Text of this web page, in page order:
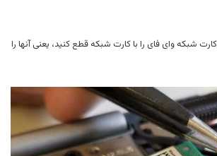
شبکه وای فای را با کارت شبکه قطع کنید، یعنی آنها را